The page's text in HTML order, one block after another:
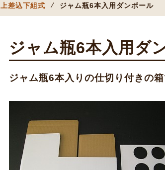
上差込下組式 ジャム瓶6本入用ダンボール
ジャム瓶6本入用ダ
ジャム瓶6本入りの仕切り付きの